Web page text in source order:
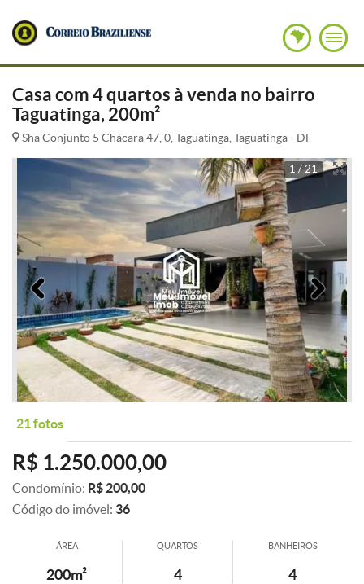
Casa com 4 quartos à venda no bairro
Taguatinga, 200m²
Sha Conjunto 5 Chácara 47, 0, Taguatinga, Taguatinga - DF
1 / 21
Anterior
21 fotos
R$ 1.250.000,00
Condomínio: R$ 200,00
Código do imóvel: 36
ÁREA
200m²
QUARTOS
4
BANHEIROS
4